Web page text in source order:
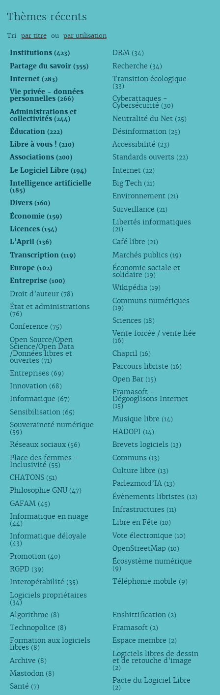
Thèmes récents
Tri par titre ou par utilisation
Institutions (423)
Partage du savoir (355)
Internet (283)
Vie privée - données
personnelles (266)
Administrations et
collectivités (244)
Éducation (222)
Libre à vous ! (210)
Associations (200)
Le Logiciel Libre (194)
Intelligence artificielle
(185)
Divers (160)
Économie (159)
Licences (154)
L’April (136)
Transcription (119)
Europe (102)
Entreprise (100)
Droit d’auteur (78)
État et administrations
(76)
Conference (75)
Open Source/Open
Science/Open Data
/Données libres et
ouvertes (71)
Entreprises (69)
Innovation (68)
Informatique (67)
Sensibilisation (65)
Souveraineté numérique
(59)
Réseaux sociaux (56)
Place des femmes -
Inclusivité (55)
CHATONS (51)
Philosophie GNU (47)
GAFAM (45)
Informatique en nuage
(44)
Informatique déloyale
(43)
Promotion (40)
RGPD (39)
Interopérabilité (35)
Logiciels propriétaires
(34)
DRM (34)
Recherche (34)
Transition écologique
(33)
Cyberattaques -
Cybersécurité (30)
Neutralité du Net (25)
Désinformation (25)
Accessibilité (23)
Standards ouverts (22)
Internet (22)
Big Tech (21)
Environnement (21)
Surveillance (21)
Libertés informatiques
(21)
Café libre (21)
Marchés publics (19)
Économie sociale et
solidaire (19)
Wikipédia (19)
Communs numériques
(19)
Sciences (18)
Vente forcée / vente liée
(16)
Chapril (16)
Parcours libriste (16)
Open Bar (15)
Framasoft -
Dégooglisons Internet
(15)
Musique libre (14)
HADOPI (14)
Brevets logiciels (13)
Communs (13)
Culture libre (13)
Parlezmoid’IA (13)
Évènements libristes (12)
Infrastructures (11)
Libre en Fête (10)
Vote électronique (10)
OpenStreetMap (10)
Écosystème numérique
(9)
Téléphonie mobile (9)
Algorithme (8)
Technopolice (8)
Formation aux logiciels
libres (8)
Archive (8)
Mastodon (8)
Santé (7)
Enshittification (2)
Framasoft (2)
Espace membre (2)
Logiciels libres de dessin
et de retouche d’image
(2)
Pacte du Logiciel Libre
(2)